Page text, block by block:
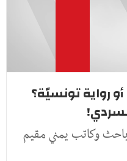
رواية تونسيّة؟
وكاتب يمني مقيم